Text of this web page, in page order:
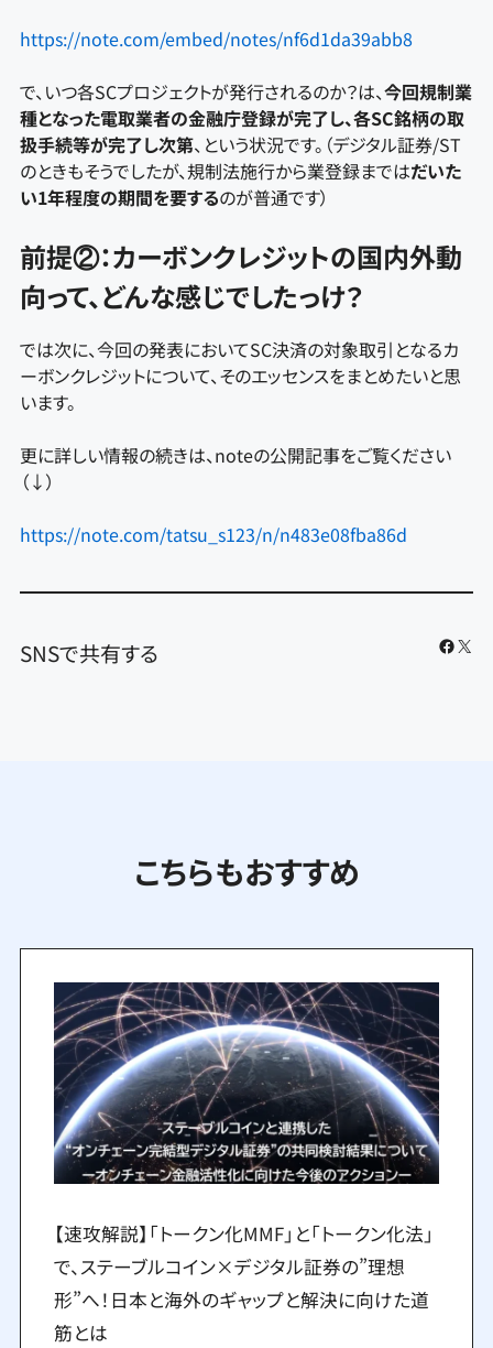
https://note.com/embed/notes/nf6d1da39abb8
で、いつ各SCプロジェクトが発行されるのか？は、今回規制業
種となった電取業者の金融庁登録が完了し、各SC銘柄の取
扱手続等が完了し次第、という状況です。（デジタル証券/ST
のときもそうでしたが、規制法施行から業登録まではだいた
い1年程度の期間を要するのが普通です）
前提②：カーボンクレジットの国内外動
向って、どんな感じでしたっけ？
では次に、今回の発表においてSC決済の対象取引となるカ
ーボンクレジットについて、そのエッセンスをまとめたいと思
います。
更に詳しい情報の続きは、noteの公開記事をご覧ください
（↓）
https://note.com/tatsu_s123/n/n483e08fba86d
SNSで共有する X
こちらもおすすめ
【速攻解説】「トークン化MMF」と「トークン化法」
で、ステーブルコイン×デジタル証券の”理想
形”へ！日本と海外のギャップと解決に向けた道
筋とは